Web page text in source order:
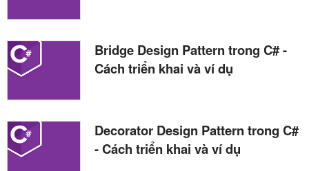
Bridge Design Pattern trong C# -
Cách triển khai và ví dụ
Decorator Design Pattern trong C#
- Cách triển khai và ví dụ